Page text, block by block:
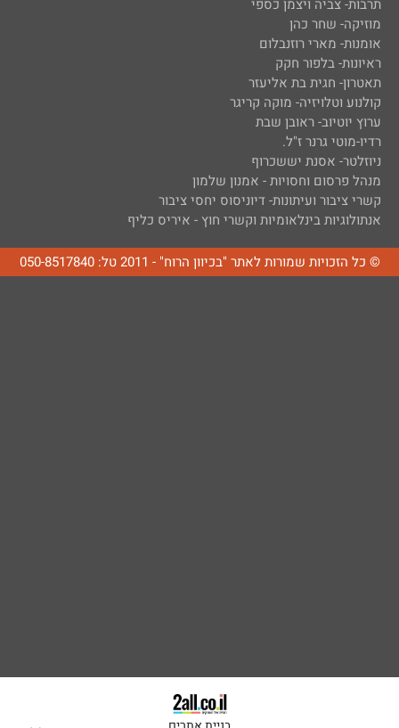
תרבות- צביה ויצמן כספי
מוזיקה- שחר כהן
אומנות- מארי רוזנבלום
ראיונות- בלפור חקק
תאטרון- חגית בת אליעזר
קולנוע וטלויזיה- מוקה קריגר
ערוץ יוטיוב- ראובן שבת
רדיו-מוטי גרנר ז"ל.
ניוזלטר- אסנת יששכרוף
מנהל פרסום וחסויות - אמנון שלמון
קשרי ציבור ועיתונות- דיוניסוס יחסי ציבור
אנתולוגיות בינלאומיות וקשרי חוץ - איריס כליף
© כל הזכויות שמורות לאתר "בכיוון הרוח" - 2011 טל: 050-8517840